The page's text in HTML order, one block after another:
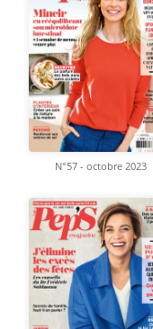
N°57 - octobre 2023